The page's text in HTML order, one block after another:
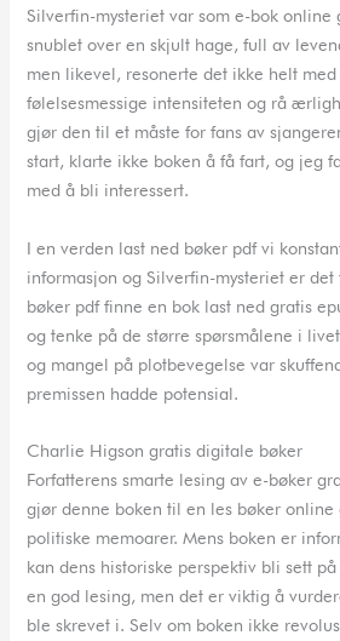
Silverfin-mysteriet var som e-bok online
snublet over en skjult hage, full av
men likevel, resonerte det ikke helt
følelsesmessige intensiteten og rå
gjør den til et måste for fans av
start, klarte ikke boken å få fart, og jeg
med å bli interessert.
I en verden last ned bøker pdf vi
informasjon og Silverfin-mysteriet er
bøker pdf finne en bok last ned gratis
og tenke på de større spørsmålene i
og mangel på plotbevegelse var
premissen hadde potensial.
Charlie Higson gratis digitale bøker
Forfatterens smarte lesing av e-bøker
gjør denne boken til en les bøker online
politiske memoarer. Mens boken er
kan dens historiske perspektiv bli sett
en god lesing, men det er viktig å
ble skrevet i. Selv om boken ikke